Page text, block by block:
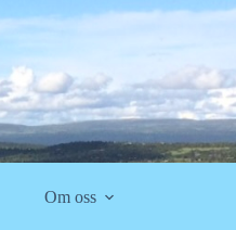
Om oss